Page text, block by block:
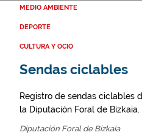
MEDIO AMBIENTE
DEPORTE
CULTURA Y OCIO
Sendas ciclables
Registro de sendas ciclables
la Diputación Foral de Bizkaia.
Diputación Foral de Bizkaia